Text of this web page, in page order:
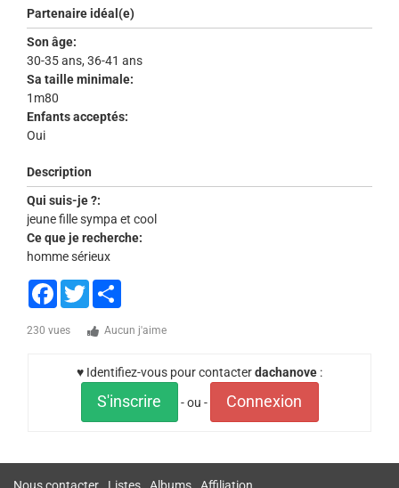
Partenaire idéal(e)
Son âge:
30-35 ans, 36-41 ans
Sa taille minimale:
1m80
Enfants acceptés:
Oui
Description
Qui suis-je ?:
jeune fille sympa et cool
Ce que je recherche:
homme sérieux
Facebook
Twitter
230 vues Aucun j'aime
♥ Identifiez-vous pour contacterdachanove :
S'inscrire - ou - Connexion